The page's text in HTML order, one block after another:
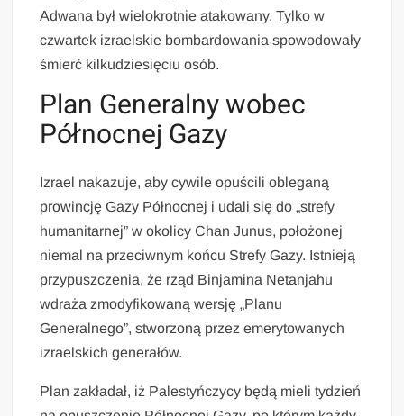
Adwana był wielokrotnie atakowany. Tylko w
czwartek izraelskie bombardowania spowodowały
śmierć kilkudziesięciu osób.
Plan Generalny wobec
Północnej Gazy
Izrael nakazuje, aby cywile opuścili obleganą
prowincję Gazy Północnej i udali się do „strefy
humanitarnej” w okolicy Chan Junus, położonej
niemal na przeciwnym końcu Strefy Gazy. Istnieją
przypuszczenia, że rząd Binjamina Netanjahu
wdraża zmodyfikowaną wersję „Planu
Generalnego”, stworzoną przez emerytowanych
izraelskich generałów.
Plan zakładał, iż Palestyńczycy będą mieli tydzień